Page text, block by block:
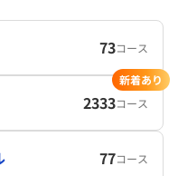
73コース
2333コース
新着あり
77コース